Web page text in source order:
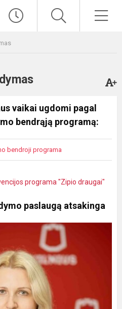
vaikai ugdomi pagal
bendrąją programą:
bendroji programa
programa "Zipio draugai"
paslaugą atsakinga